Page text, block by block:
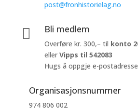
post@fronhistorielag.no
 Bli medlem
Overføre kr. 300,– til konto
eller Vipps til 542083
Hugs å oppgje e-
Organisasjonsnummer
974 806 002